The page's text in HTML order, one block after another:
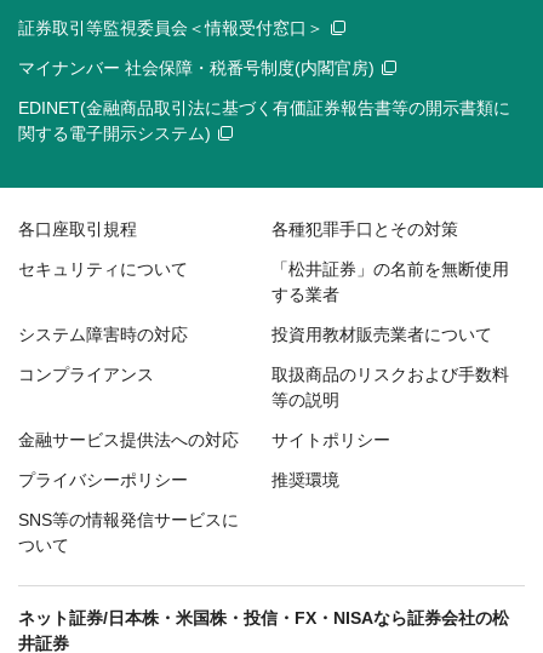
証券取引等監視委員会＜情報受付窓口＞
マイナンバー 社会保障・税番号制度(内閣官房)
EDINET(金融商品取引法に基づく有価証券報告書等の開示書類に
関する電子開示システム)
各口座取引規程 各種犯罪手口とその対策
セキュリティについて
「松井証券」の名前を無断使用
する業者
システム障害時の対応 投資用教材販売業者について
コンプライアンス
取扱商品のリスクおよび手数料
等の説明
金融サービス提供法への対応 サイトポリシー
プライバシーポリシー 推奨環境
SNS等の情報発信サービスに
ついて
ネット証券/日本株・米国株・投信・FX・NISAなら証券会社の松
井証券